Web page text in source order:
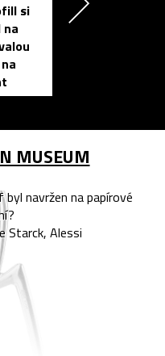
si
na
MUSEUM
navržen na papírové
Starck, Alessi